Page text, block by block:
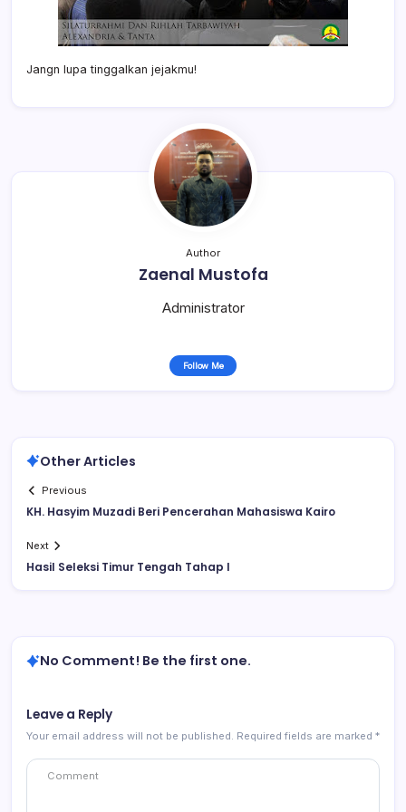
Jangn lupa tinggalkan jejakmu!
Author
Zaenal Mustofa
Administrator
Follow Me
Other Articles
Previous
KH. Hasyim Muzadi Beri Pencerahan Mahasiswa Kairo
Next
Hasil Seleksi Timur Tengah Tahap I
No Comment! Be the first one.
Leave a Reply
Your email address will not be published. Required fields are marked *